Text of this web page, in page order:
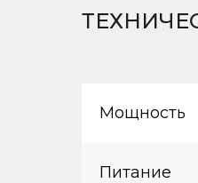
Мощность
Питание